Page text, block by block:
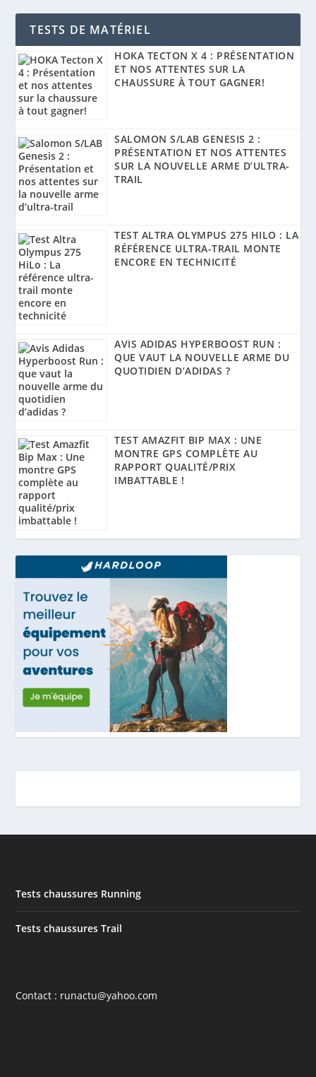
TESTS DE MATÉRIEL
HOKA TECTON X 4 : PRÉSENTATION
ET NOS ATTENTES SUR LA
CHAUSSURE À TOUT GAGNER!
SALOMON S/LAB GENESIS 2 :
PRÉSENTATION ET NOS ATTENTES
SUR LA NOUVELLE ARME D’ULTRA-
TRAIL
TEST ALTRA OLYMPUS 275 HILO : LA
RÉFÉRENCE ULTRA-TRAIL MONTE
ENCORE EN TECHNICITÉ
AVIS ADIDAS HYPERBOOST RUN :
QUE VAUT LA NOUVELLE ARME DU
QUOTIDIEN D’ADIDAS ?
TEST AMAZFIT BIP MAX : UNE
MONTRE GPS COMPLÈTE AU
RAPPORT QUALITÉ/PRIX
IMBATTABLE !
Tests chaussures Running
Tests chaussures Trail
Contact : runactu@yahoo.com